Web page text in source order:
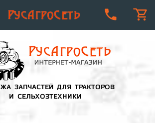
ЗАПЧАСТЕЙ ДЛЯ ТРАКТОРОВ
И СЕЛЬХОЗТЕХНИКИ